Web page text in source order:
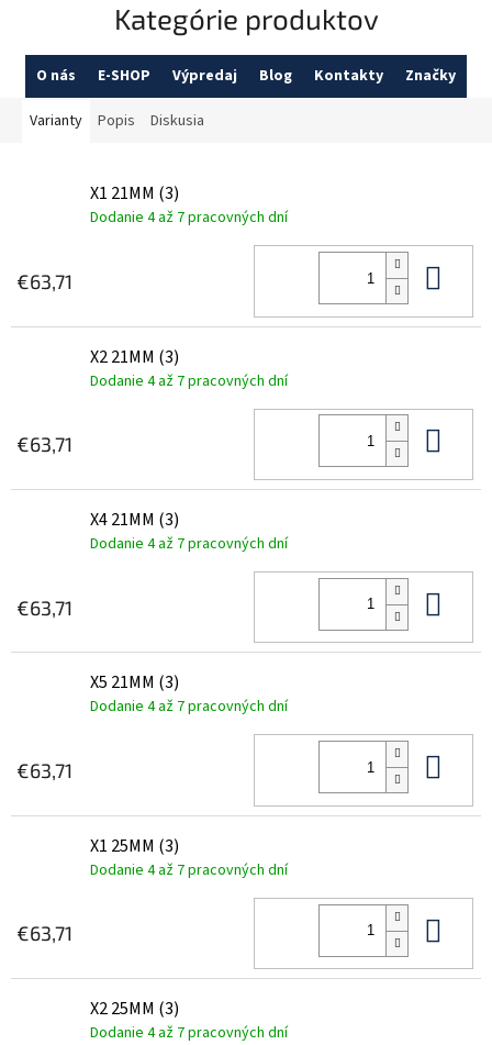
Kategórie produktov
O nás E-SHOP Výpredaj Blog Kontakty Značky
Varianty Popis Diskusia
X1 21MM (3)
Dodanie 4 až 7 pracovných dní
€63,71
X2 21MM (3)
Dodanie 4 až 7 pracovných dní
€63,71
X4 21MM (3)
Dodanie 4 až 7 pracovných dní
€63,71
X5 21MM (3)
Dodanie 4 až 7 pracovných dní
€63,71
X1 25MM (3)
Dodanie 4 až 7 pracovných dní
€63,71
X2 25MM (3)
Dodanie 4 až 7 pracovných dní